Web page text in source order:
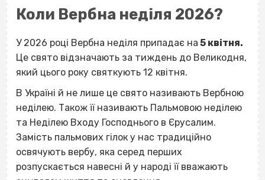
Коли Вербна неділя 2026?
У 2026 році Вербна неділя припадає на 5 квітня.
Це свято відзначають за тиждень до Великодня,
який цього року святкують 12 квітня.
В Україні й не лише це свято називають Вербною
неділею. Також її називають Пальмовою неділею
та Неділею Входу Господнього в Єрусалим.
Замість пальмових гілок у нас традиційно
освячують вербу, яка серед перших
розпускається навесні й у народі її вважають